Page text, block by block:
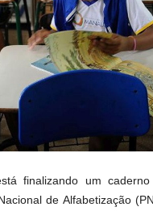
finalizando um
de Alfabetização